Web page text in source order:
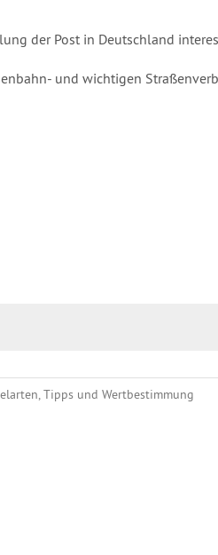
der Post in Deutschland
und wichtigen